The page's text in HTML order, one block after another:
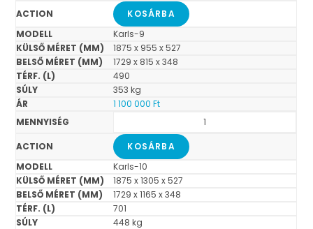
KOSÁRBA
Karls-9
1875 x 955 x 527
1729 x 815 x 348
490
353 kg
1 100 000Ft
KOSÁRBA
Karls-10
1875 x 1305 x 527
1729 x 1165 x 348
701
448 kg